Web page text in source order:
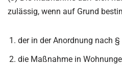
zulässig, wenn auf Grund
der in der Anordnung nach
die Maßnahme in